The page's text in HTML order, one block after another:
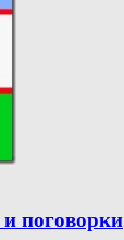
поговорки